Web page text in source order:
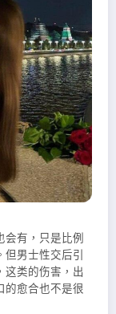
有，只是比例
但男士性交后引
这类的伤害，出
的愈合也不是很